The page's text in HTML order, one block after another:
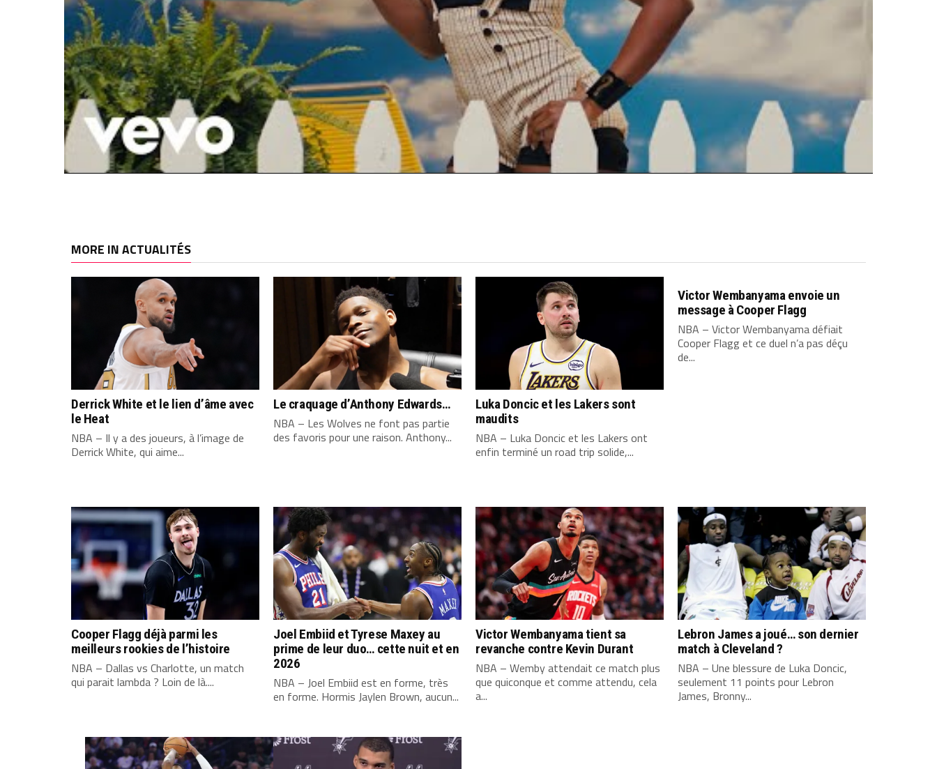
de saison de Victor
Wembanyama…
novembre 5, 2023
Dans "Actualités"
choses à dire sur Tony Parker lors
de son passage aux US
octobre 9, 2022
Dans "Actualités"
toujours en amour sur Victor
Wembanyama malgré leur divorce
juillet 18, 2022
Dans "Actualités"
RELATED TOPICS NBA TONY PARKER VICTOR WEMBANYAMA
4 COMMENTS
MORE IN ACTUALITÉS
Derrick White et le lien d’âme avec
le Heat
NBA – Il y a des joueurs, à l’image de
Derrick White, qui aime...
Le craquage d’Anthony Edwards…
NBA – Les Wolves ne font pas partie
des favoris pour une raison. Anthony...
Luka Doncic et les Lakers sont
maudits
NBA – Luka Doncic et les Lakers ont
enfin terminé un road trip solide,...
Victor Wembanyama envoie un
message à Cooper Flagg
NBA – Victor Wembanyama défiait
Cooper Flagg et ce duel n’a pas déçu
de...
Cooper Flagg déjà parmi les
meilleurs rookies de l’histoire
NBA – Dallas vs Charlotte, un match
qui parait lambda ? Loin de là....
Joel Embiid et Tyrese Maxey au
prime de leur duo… cette nuit et en
2026
NBA – Joel Embiid est en forme, très
en forme. Hormis Jaylen Brown, aucun...
Victor Wembanyama tient sa
revanche contre Kevin Durant
NBA – Wemby attendait ce match plus
que quiconque et comme attendu, cela
a...
Lebron James a joué… son dernier
match à Cleveland ?
NBA – Une blessure de Luka Doncic,
seulement 11 points pour Lebron
James, Bronny...